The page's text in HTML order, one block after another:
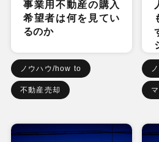
事業用不動産の購入
希望者は何を見てい
るのか
ノウハウ/how to
不動産売却